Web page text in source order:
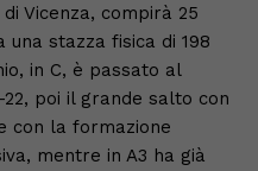
Vicenza, compirà 25
una stazza fisica di 198
in C, è passato al
22, poi il grande salto con
con la formazione
mentre in A3 ha già